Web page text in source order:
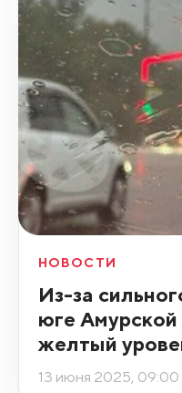
НОВОСТИ
Из-за
юге
желтый
13 июня 2025, 09:00